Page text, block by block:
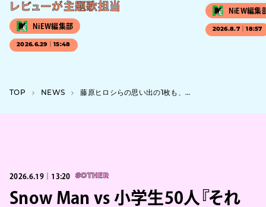
レビューが主題歌担当
NiEW編集部
2026.6.29｜15:48
NiEW編集
2026.8.7｜18:57
TOP NEWS 藤原ヒロシらの思い出の1枚も、『大Tシャツ展 2026』にヴィンテージ1000枚超が集結
2026.6.19｜13:20 #OTHER
Snow Man vs 小学生50人『それ